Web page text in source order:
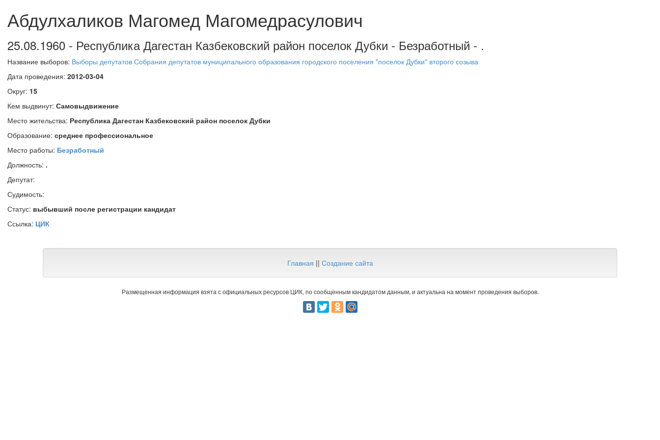
Абдулхаликов Магомед Магомедрасулович
25.08.1960 - Республика Дагестан Казбековский район поселок Дубки - Безработный - .
Название выборов: Выборы депутатов Собрания депутатов муниципального образования городского поселения "поселок Дубки" второго созыва
Дата проведения: 2012-03-04
Округ: 15
Кем выдвинут: Самовыдвижение
Место жительства: Республика Дагестан Казбековский район поселок Дубки
Образование: среднее профессиональное
Место работы: Безработный
Должность: .
Депутат:
Судимость:
Статус: выбывший после регистрации кандидат
Ссылка: ЦИК
Главная || Создание сайта
Размещенная информация взята с официальных ресурсов ЦИК, по сообщенным кандидатом данным, и актуальна на момент проведения выборов.